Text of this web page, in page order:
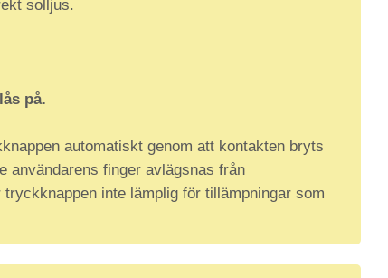
solljus.
på.
automatiskt genom att kontakten bryts
användarens finger avlägsnas från
inte lämplig för tillämpningar som